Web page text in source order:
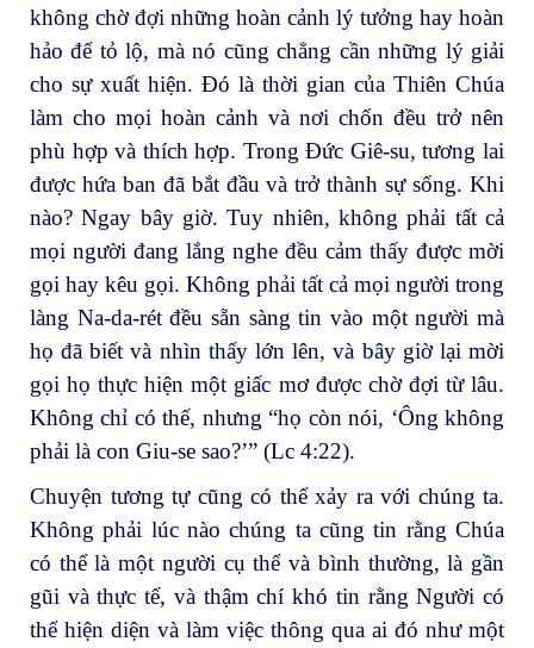
không chờ đợi những hoàn cảnh lý tưởng hay hoàn
hảo để tỏ lộ, mà nó cũng chẳng cần những lý giải
cho sự xuất hiện. Đó là thời gian của Thiên Chúa
làm cho mọi hoàn cảnh và nơi chốn đều trở nên
phù hợp và thích hợp. Trong Đức Giê-su, tương lai
được hứa ban đã bắt đầu và trở thành sự sống. Khi
nào? Ngay bây giờ. Tuy nhiên, không phải tất cả
mọi người đang lắng nghe đều cảm thấy được mời
gọi hay kêu gọi. Không phải tất cả mọi người trong
làng Na-da-rét đều sẵn sàng tin vào một người mà
họ đã biết và nhìn thấy lớn lên, và bây giờ lại mời
gọi họ thực hiện một giấc mơ được chờ đợi từ lâu.
Không chỉ có thế, nhưng “họ còn nói, ‘Ông không
phải là con Giu-se sao?’” (Lc 4:22).
Chuyện tương tự cũng có thể xảy ra với chúng ta.
Không phải lúc nào chúng ta cũng tin rằng Chúa
có thể là một người cụ thể và bình thường, là gần
gũi và thực tế, và thậm chí khó tin rằng Người có
thể hiện diện và làm việc thông qua ai đó như một